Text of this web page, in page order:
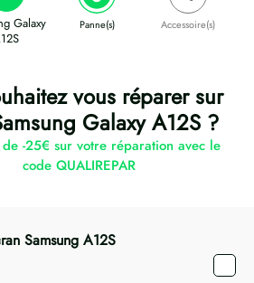
Galaxy
Panne(s) Accessoire(s)
vous réparer sur
Galaxy A12S ?
-25€ sur votre réparation avec le
code QUALIREPAR
Samsung A12S